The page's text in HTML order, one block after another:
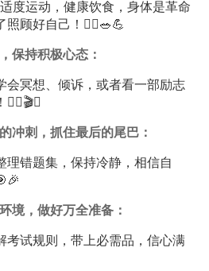
度运动，健康饮食，身体是革命
顾好自己！🏃‍♀️🥗💪
保持积极心态：
会冥想、倾诉，或者看一部励志
冲刺，抓住最后的尾巴：
理错题集，保持冷静，相信自
境，做好万全准备：
考试规则，带上必需品，信心满